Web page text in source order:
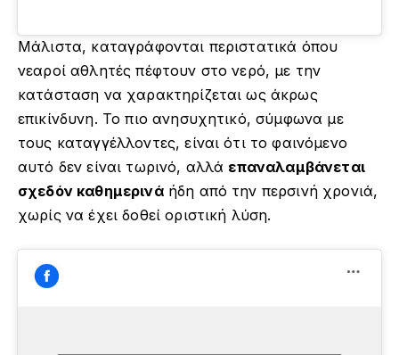
Μάλιστα, καταγράφονται περιστατικά όπου
νεαροί αθλητές πέφτουν στο νερό, με την
κατάσταση να χαρακτηρίζεται ως άκρως
επικίνδυνη. Το πιο ανησυχητικό, σύμφωνα με
τους καταγγέλλοντες, είναι ότι το φαινόμενο
αυτό δεν είναι τωρινό, αλλά επαναλαμβάνεται
σχεδόν καθημερινάήδη από την περσινή χρονιά,
χωρίς να έχει δοθεί οριστική λύση.